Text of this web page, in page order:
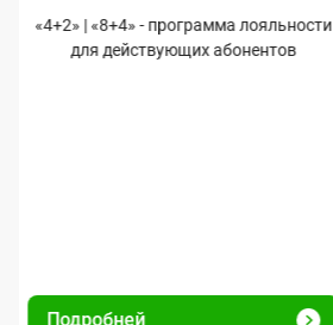
«4+2» | «8+4» - программа лояльности
для действующих абонентов
Подробней